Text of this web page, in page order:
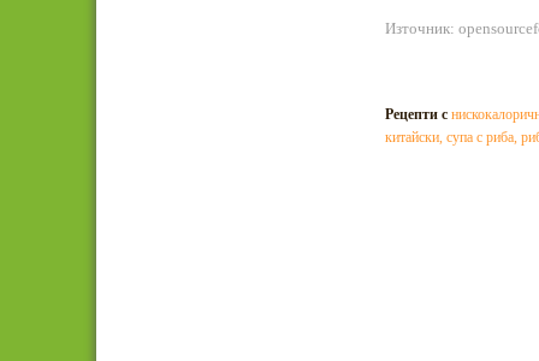
Източник:
Рецепти с
китайски, супа с риба,